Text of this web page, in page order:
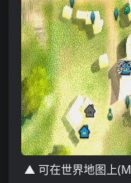
▲ 可在世界地图上(M